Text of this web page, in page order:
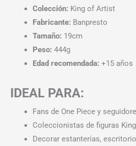
Colección: King of Artist
Fabricante: Banpresto
Tamaño: 19cm
Peso: 444g
Edad recomendada: +15 años
IDEAL PARA:
Fans de One Piece y
Coleccionistas de figuras
Decorar estanterías,